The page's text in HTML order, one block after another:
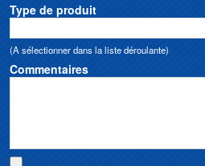
Type de produit
(A sélectionner dans la liste déroulante)
Commentaires